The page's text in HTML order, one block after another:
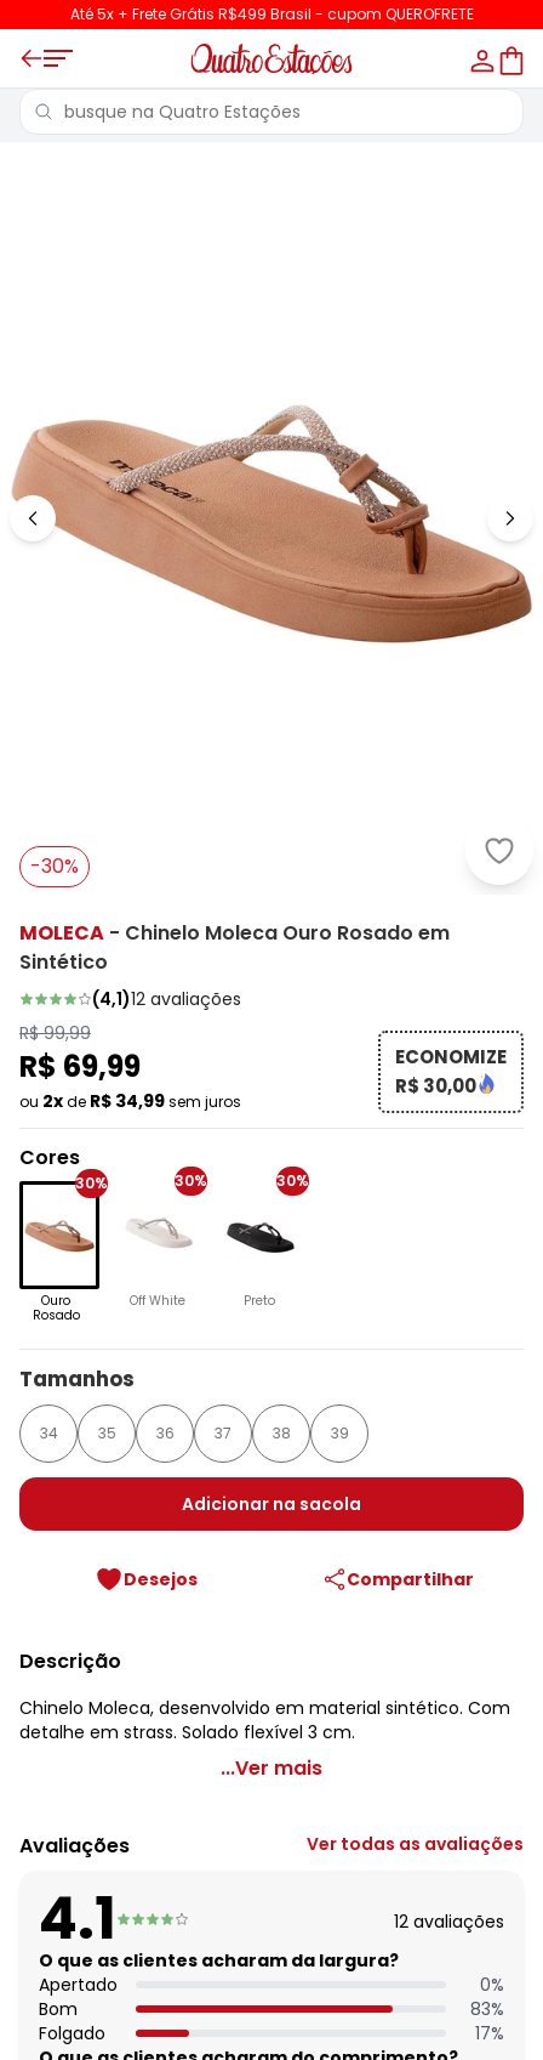
Até 5x + Frete Grátis R$499 Brasil - cupom QUEROFRETE
-30%
MOLECA - Chinelo Moleca Ouro Rosado em
Sintético
(4,1)12 avaliações
R$ 99,99
R$ 69,99
ou 2xde R$ 34,99sem juros
ECONOMIZE
R$ 30,00
Cores
30%
Ouro
Rosado
30%
Off White
30%
Preto
Tamanhos
34 35 36 37 38 39
Adicionar na sacola
Desejos Compartilhar
Descrição
Chinelo Moleca, desenvolvido em material sintético. Com
detalhe em strass. Solado flexível 3 cm.
Moleca - Chinelo Moleca Ouro Rosado em Sintético
Observação: Palmilha confort - Strass
Tecido: Sintético
...Ver mais
Avaliações Ver todas as avaliações
4.1 12 avaliações
O que as clientes acharam da largura?
Apertado
0%
Bom
83%
Folgado
17%